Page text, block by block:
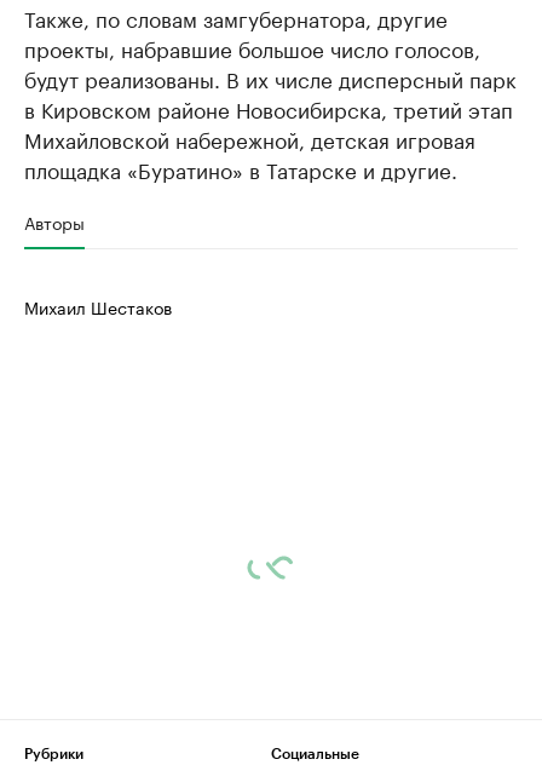
Также, по словам замгубернатора, другие
проекты, набравшие большое число голосов,
будут реализованы. В их числе дисперсный парк
в Кировском районе Новосибирска, третий этап
Михайловской набережной, детская игровая
площадка «Буратино» в Татарске и другие.
Авторы
Михаил Шестаков
Рубрики
Социальные